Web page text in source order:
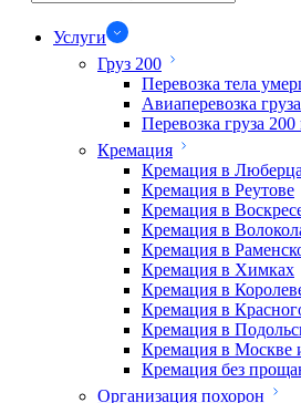
Услуги
Груз 200
Перевозка тела
Авиаперевозка
Перевозка груза
Кремация
Кремация в
Кремация в Реутове
Кремация в
Кремация в
Кремация в
Кремация в Химках
Кремация в
Кремация в
Кремация в
Кремация в Москве
Кремация без
Организация похорон